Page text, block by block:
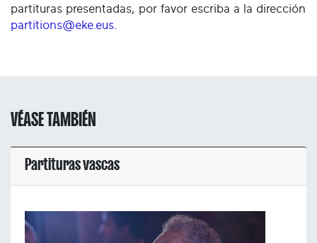
partituras presentadas, por favor escriba a la dirección
partitions@eke.eus
VÉASE TAMBIÉN
Partituras vascas